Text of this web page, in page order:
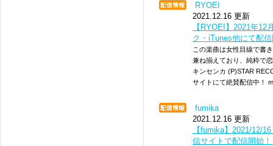
RYOEI
2021.12.16 更新
【RYOEI】2021年
ク・iTunes他にて配
この楽曲は女性目線で書
兼ね揃えており、純粋で
キンセンカ (P)STAR
サイトにて絶賛配信中！ m
fumika
2021.12.16 更新
【fumika】2021/12/
信サイトで配信開始